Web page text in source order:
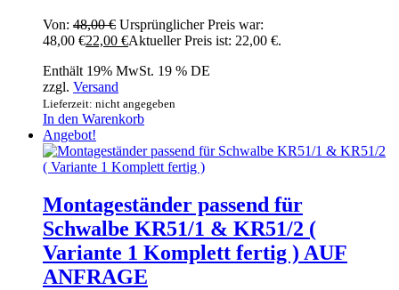
Von: 48,00€ Ursprünglicher Preis war:
48,00 €22,00 €Aktueller Preis ist: 22,00 €.
Enthält 19% MwSt. 19 % DE
zzgl. Versand
Lieferzeit: nicht angegeben
In den Warenkorb
Angebot!
Montageständer passend für
Schwalbe KR51/1 & KR51/2 (
Variante 1 Komplett fertig ) AUF
ANFRAGE